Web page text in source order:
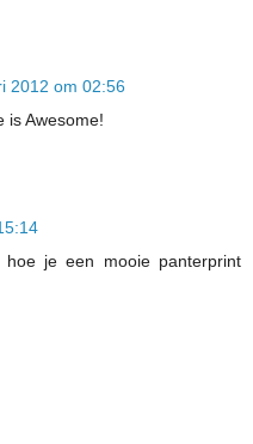
2012 om 02:56
is Awesome!
je een mooie panterprint